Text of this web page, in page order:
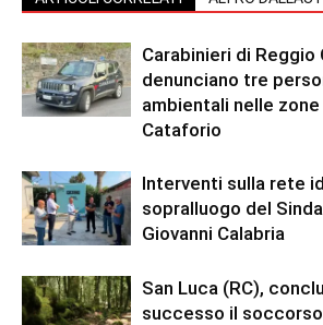
Carabinieri di Reggio
denunciano tre
ambientali nelle
Cataforio
Interventi sulla rete
sopralluogo del
Giovanni Calabria
San Luca (RC),
successo il